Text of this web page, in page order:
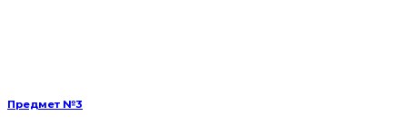
Предмет №3